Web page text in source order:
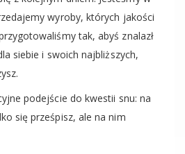
wyroby, których jakości
tak, abyś znalazł
siebie i swoich najbliższych,
podejście do kwestii snu: na
się prześpisz, ale na nim